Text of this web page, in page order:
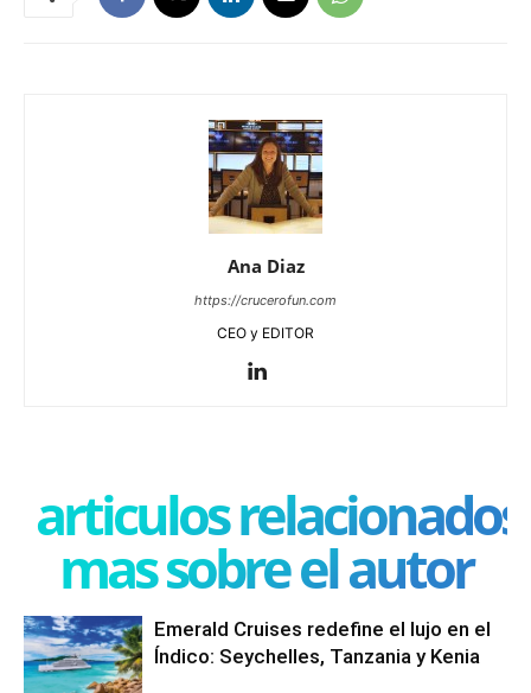
Ana Diaz
https://crucerofun.com
CEO y EDITOR
articulos relacionados
mas sobre el autor
Emerald Cruises redefine el lujo en el
Índico: Seychelles, Tanzania y Kenia